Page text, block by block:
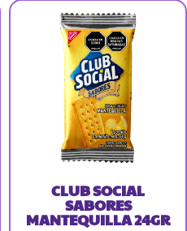
CLUB SOCIAL
SABORES
MANTEQUILLA 24GR